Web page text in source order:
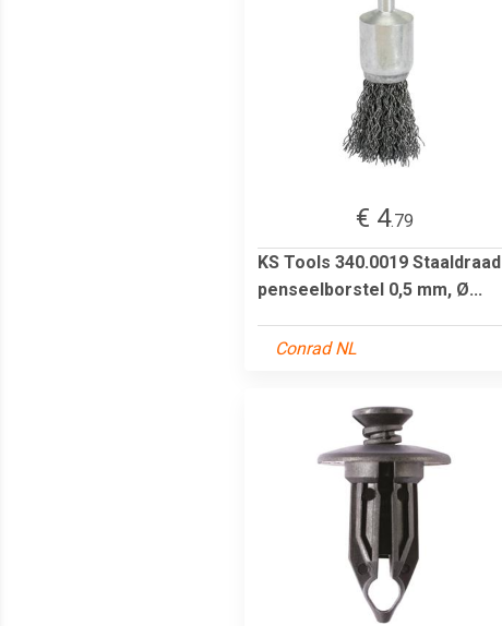
€ 4.79
KS Tools 340.0019 Staaldraad
penseelborstel 0,5 mm, Ø...
Conrad NL